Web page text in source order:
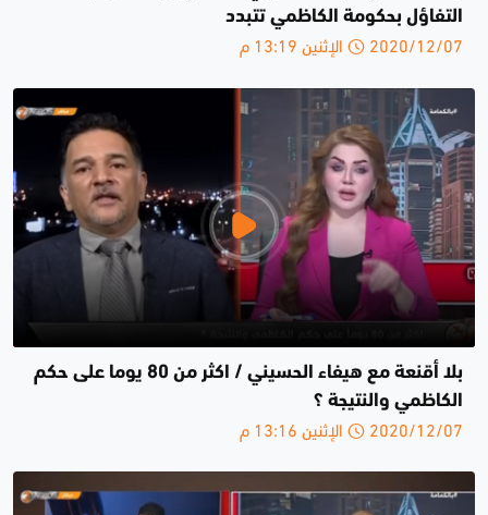
التفاؤل بحكومة الكاظمي تتبدد
2020/12/07 الإثنين 13:19 م
بلا أقنعة مع هيفاء الحسيني / اكثر من 80 يوما على حكم
الكاظمي والنتيجة ؟
2020/12/07 الإثنين 13:16 م